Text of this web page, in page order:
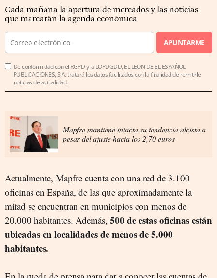
Cada mañana la apertura de mercados y las noticias
que marcarán la agenda económica
APUNTARME
De conformidad con el RGPD y la LOPDGDD, EL LEÓN DE EL ESPAÑOL
PUBLICACIONES, S.A. tratará los datos facilitados con la finalidad de remitirle
noticias de actualidad.
Mapfre mantiene intacta su tendencia alcista a
pesar del ajuste hacia los 2,70 euros
Actualmente, Mapfre cuenta con una red de 3.100
oficinas en España, de las que aproximadamente la
mitad se encuentran en municipios con menos de
20.000 habitantes. Además, 500 de estas oficinas están
ubicadas en localidades de menos de 5.000
habitantes.